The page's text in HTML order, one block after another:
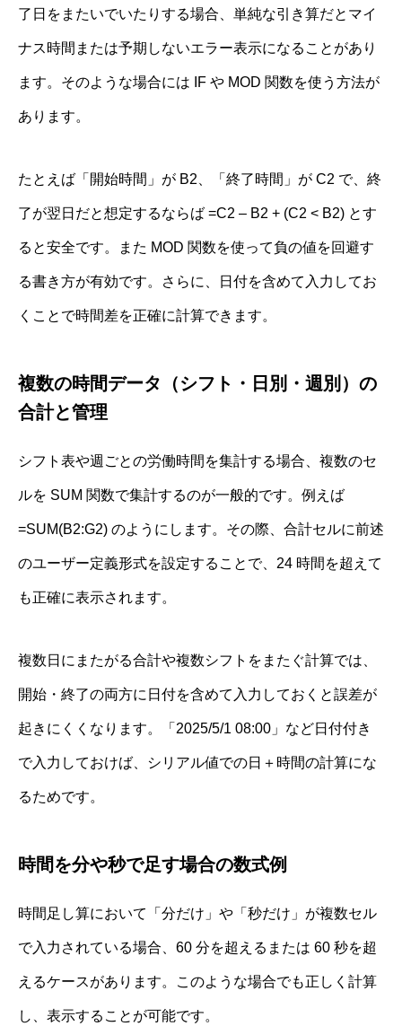
了日をまたいでいたりする場合、単純な引き算だとマイ
ナス時間または予期しないエラー表示になることがあり
ます。そのような場合には IF や MOD 関数を使う方法が
あります。
たとえば「開始時間」が B2、「終了時間」が C2 で、終
了が翌日だと想定するならば =C2 – B2 + (C2 < B2) とす
ると安全です。また MOD 関数を使って負の値を回避す
る書き方が有効です。さらに、日付を含めて入力してお
くことで時間差を正確に計算できます。
複数の時間データ（シフト・日別・週別）の
合計と管理
シフト表や週ごとの労働時間を集計する場合、複数のセ
ルを SUM 関数で集計するのが一般的です。例えば
=SUM(B2:G2) のようにします。その際、合計セルに前述
のユーザー定義形式を設定することで、24 時間を超えて
も正確に表示されます。
複数日にまたがる合計や複数シフトをまたぐ計算では、
開始・終了の両方に日付を含めて入力しておくと誤差が
起きにくくなります。「2025/5/1 08:00」など日付付き
で入力しておけば、シリアル値での日＋時間の計算にな
るためです。
時間を分や秒で足す場合の数式例
時間足し算において「分だけ」や「秒だけ」が複数セル
で入力されている場合、60 分を超えるまたは 60 秒を超
えるケースがあります。このような場合でも正しく計算
し、表示することが可能です。